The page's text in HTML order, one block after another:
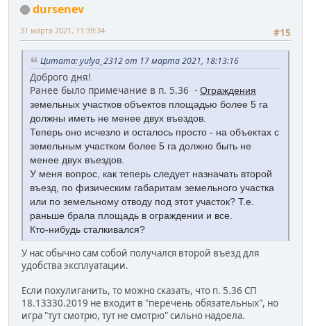
dursenev
#15
31 марта 2021, 11:39:34
Цитата: yulya_2312 от 17 марта 2021, 18:13:16
Доброго дня!
Ранее было примечание в п. 5.36 - Ограждения
земельных участков объектов площадью более 5 га
должны иметь не менее двух въездов.
Теперь оно исчезло и осталось просто - на объектах с
земельным участком более 5 га должно быть не
менее двух въездов.
У меня вопрос, как теперь следует назначать второй
въезд, по физическим габаритам земельного участка
или по земельному отводу под этот участок? Т.е.
раньше брала площадь в ограждении и все.
Кто-нибудь сталкивался?
У нас обычно сам собой получался второй въезд для
удобства эксплуатации.
Если похулиганить, то можно сказать, что п. 5.36 СП
18.13330.2019 не входит в "перечень обязательных", но
игра "тут смотрю, тут не смотрю" сильно надоела.